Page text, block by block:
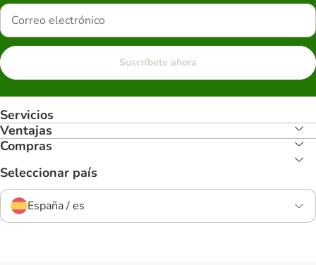
Suscríbete ahora
Servicios
Ventajas
Compras
Seleccionar país
España / es